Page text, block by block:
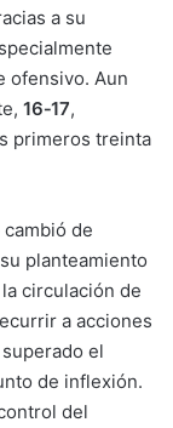
a su
ofensivo. Aun
16‑17,
primeros treinta
de
planteamiento
circulación de
a acciones
el
de inflexión.
del